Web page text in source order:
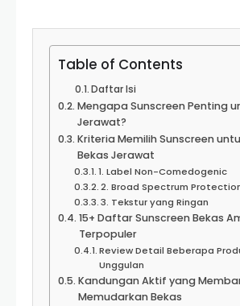
Table of Contents
Daftar Isi
Mengapa Sunscreen Penting
Jerawat?
Kriteria Memilih Sunscreen
Bekas Jerawat
1. Label Non-Comedogenic
2. Broad Spectrum
3. Tekstur yang Ringan
15+ Daftar Sunscreen Bekas
Terpopuler
Review Detail Beberapa
Unggulan
Kandungan Aktif yang
Memudarkan Bekas